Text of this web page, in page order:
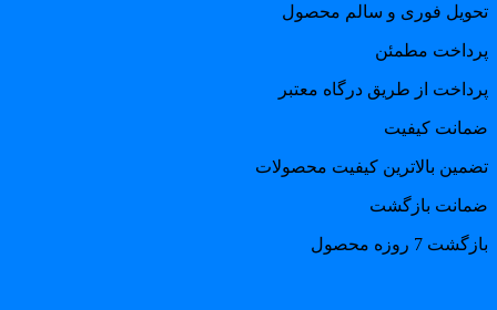
فوری و سالم محصول
مطمئن
از طریق درگاه معتبر
کیفیت
بالاترین کیفیت محصولات
بازگشت
7 روزه محصول